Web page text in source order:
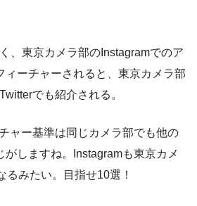
、東京カメラ部のInstagramでのア
ィーチャーされると、東京カメラ部
でも紹介される。
ャー基準は同じカメラ部でも他の
がしますね。Instagramも東京カメ
るみたい。目指せ10選！